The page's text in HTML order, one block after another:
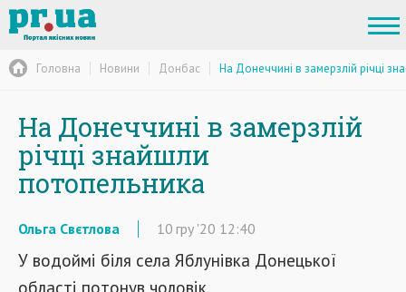
Головна Новини Донбас На Донеччині в замерзлій річці
На Донеччині в замерзлій
річці знайшли
потопельника
Ольга Свєтлова 10 гру '20 12:40
У водоймі біля села Яблунівка Донецької
області потонув чоловік.